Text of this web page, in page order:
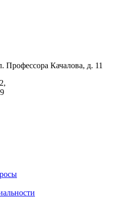
Профессора Качалова, д. 11